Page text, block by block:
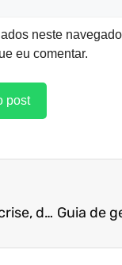
neste
eu comentar.
Em meio à crise, deixar de recolher tributos ainda é crime? Saiba mais